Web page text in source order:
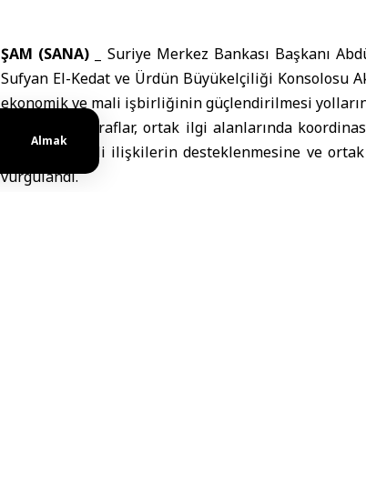
Almak
ŞAM (SANA) _ Suriye Merkez Bankası Başkanı
Sufyan El-Kedat ve Ürdün Büyükelçiliği Konsolosu
ekonomik ve mali işbirliğinin güçlendirilmesi
Görüşmede taraflar, ortak ilgi alanlarında
Bu adımın ikili ilişkilerin desteklenmesine ve
vurgulandı.